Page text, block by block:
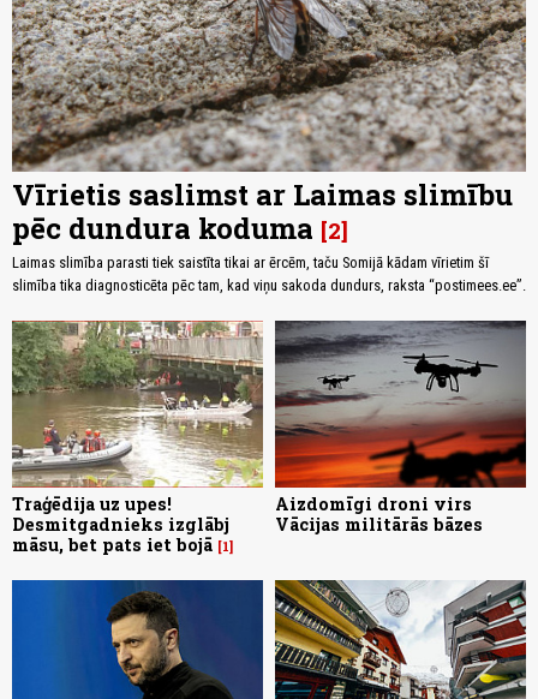
Vīrietis saslimst ar Laimas slimību
pēc dundura koduma 2
Laimas slimība parasti tiek saistīta tikai ar ērcēm, taču Somijā kādam vīrietim šī
slimība tika diagnosticēta pēc tam, kad viņu sakoda dundurs, raksta “postimees.ee”.
Traģēdija uz upes!
Desmitgadnieks izglābj
māsu, bet pats iet bojā 1
Aizdomīgi droni virs
Vācijas militārās bāzes